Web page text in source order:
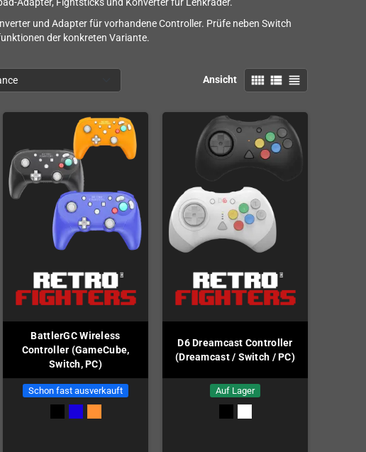
Adapter, Fightsticks und Konverter für Lenkräder.
und Adapter für vorhandene Controller. Prüfe neben Switch
der konkreten Variante.
Ansicht view_comfy view_list view_headline
BattlerGC Wireless
Controller (GameCube,
Switch, PC)
Schon fast ausverkauft
D6 Dreamcast Controller
(Dreamcast / Switch / PC)
Auf Lager